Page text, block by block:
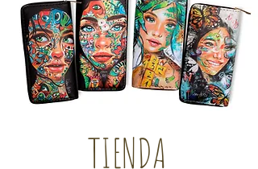
TIENDA